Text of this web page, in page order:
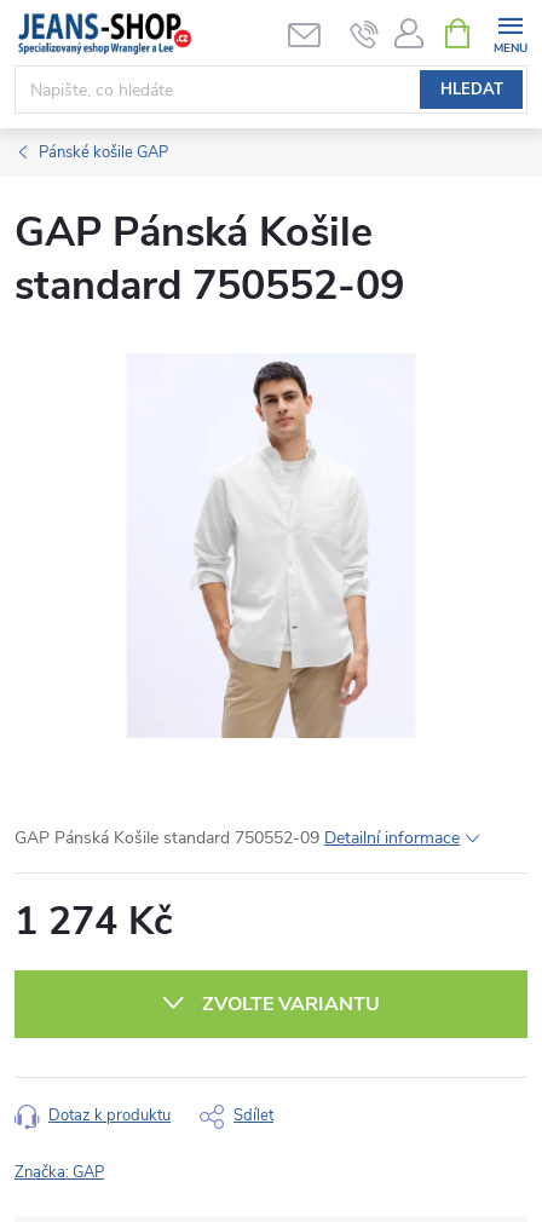
Přejít
obsah
HLEDAT
NÁKUPNÍ
KOŠÍK
Pánské košile GAP
GAP Pánská Košile
standard 750552-09
GAP Pánská Košile standard 750552-09 Detailní informace
1 274 Kč
ZVOLTE VARIANTU
Dotaz k produktu Sdílet
Značka:GAP